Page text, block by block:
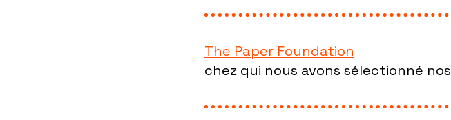
The Paper Foundation
chez qui nous avons sélectionné